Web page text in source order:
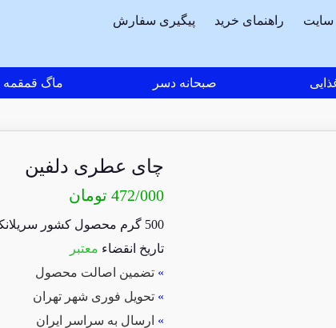
سایت راهنمای خرید
پیگیری سفارش
صبحانه دسر ماگ قمقمه
چای عطری دلفین
472/000 تومان
500 گرم محصول کشور سریلانکا
تاریخ انقضاء معتبر
» تضمین اصالت محصول
» تحویل فوری شهر تهران
» ارسال به سراسر ایران